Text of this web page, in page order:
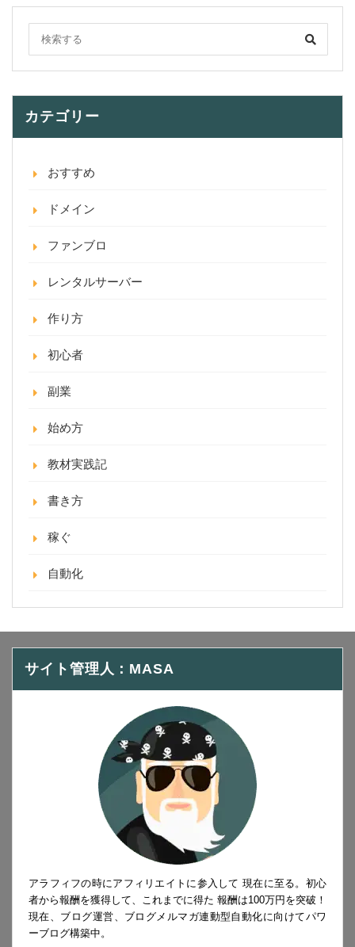
カテゴリー
おすすめ
ドメイン
ファンブロ
レンタルサーバー
作り方
初心者
副業
始め方
教材実践記
書き方
稼ぐ
自動化
サイト管理人：MASA
アラフィフの時にアフィリエイトに参入して 現在に至る。初心
者から報酬を獲得して、これまでに得た 報酬は100万円を突破！
現在、ブログ運営、ブログメルマガ連動型自動化に向けてパワ
ーブログ構築中。